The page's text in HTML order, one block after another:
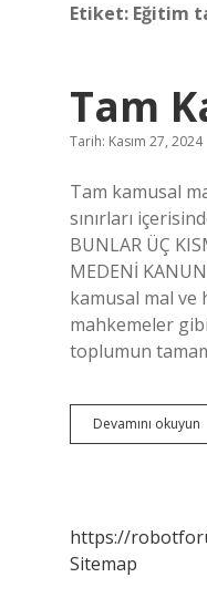
Etiket: Eğitim
Tam
Tarih: Kasım 27, 2024
Tam kamusal
sınırları
BUNLAR ÜÇ
MEDENİ
kamusal mal ve
mahkemeler
toplumun
Devamını okuyun
https://
Sitemap